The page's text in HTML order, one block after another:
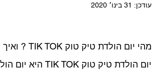
עודכן: 31 בינו׳ 2020
מהי יום הולדת טיק טוק TIK TOK ? ואיך לחגוג אותה ?